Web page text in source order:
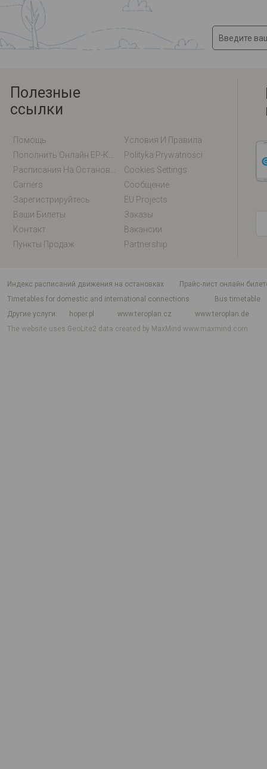
Полезные
ссылки
Помощь
Условия И Правила
Polityka Prywatności
Cookies Settings
Carriers
Сообщение
Зарегистрируйтесь
EU Projects
Ваши Билеты
Заказы
Контакт
Вакансии
Пункты Продаж
Partnership
индекс расписаний движения на остановках
Прайс-лист онлайн
Timetables for domestic and international connections
Bus timetable
Другие услуги
hoper.pl www.teroplan.cz
www.teroplan.de
The website uses GeoLite2 data created by MaxMindwww.maxmind.com